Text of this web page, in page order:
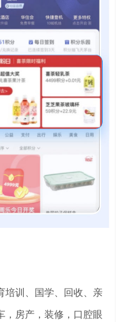
培训、国学、回收、亲
，房产，装修，口腔眼